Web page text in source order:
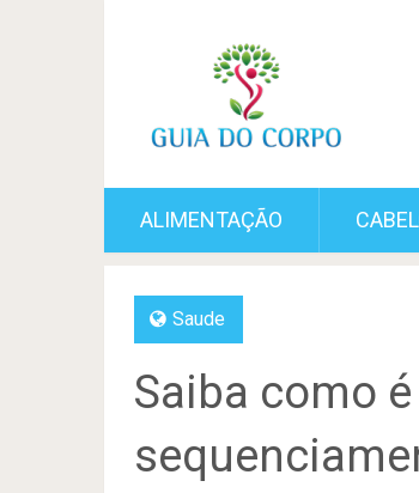
ALIMENTAÇÃO
Saude
Saiba como